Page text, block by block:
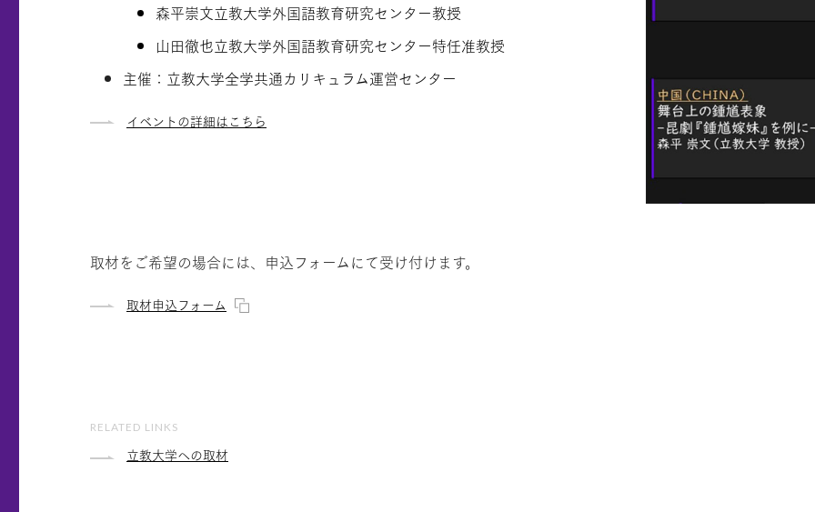
森平崇文立教大学外国語教育研究センター教授
山田徹也立教大学外国語教育研究センター特任准教授
主催：立教大学全学共通カリキュラム運営センター
イベントの詳細はこちら
取材をご希望の場合には、申込フォームにて受け付けます。
取材申込フォーム
RELATED LINKS
立教大学への取材